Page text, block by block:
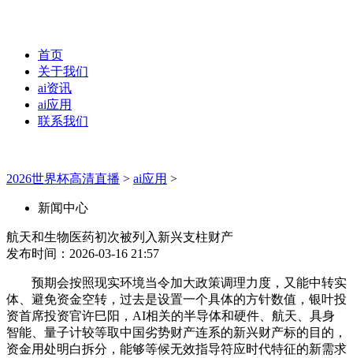
首页
关于我们
ai资讯
ai应用
联系我们
2026世界杯高清直播 > ai应用 >
新闻中心
航天和生物医药初次被列入新兴支柱财产
发布时间：2026-03-16 21:57
预期会按照现实环境当令加大政策调理力度，又能中转实
体、避免资金空转，过去是设置一个具体的方针数值，银叶投
资首席投资官许巳阳，AI相关的半导体和硬件、航天、具身
智能、量子计较等取中国劣势财产连系的新兴财产标的目的，
资金用处明白拆分，能够等候无效指导符应时代特征的新需求